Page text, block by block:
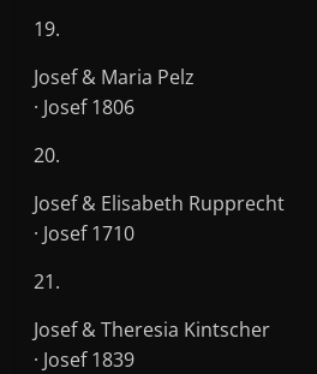
19.
Josef & Maria Pelz
· Josef 1806
20.
Josef & Elisabeth Rupprecht
· Josef 1710
21.
Josef & Theresia Kintscher
· Josef 1839